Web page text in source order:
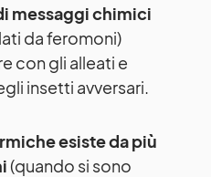
messaggi chimici
da feromoni)
con gli alleati e
insetti avversari.
esiste da più
(quando si sono